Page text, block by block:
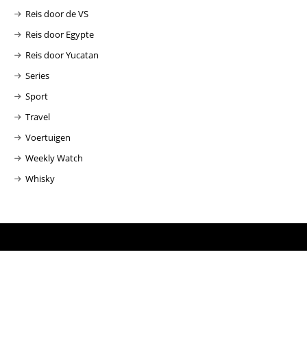
Reis door de VS
Reis door Egypte
Reis door Yucatan
Series
Sport
Travel
Voertuigen
Weekly Watch
Whisky